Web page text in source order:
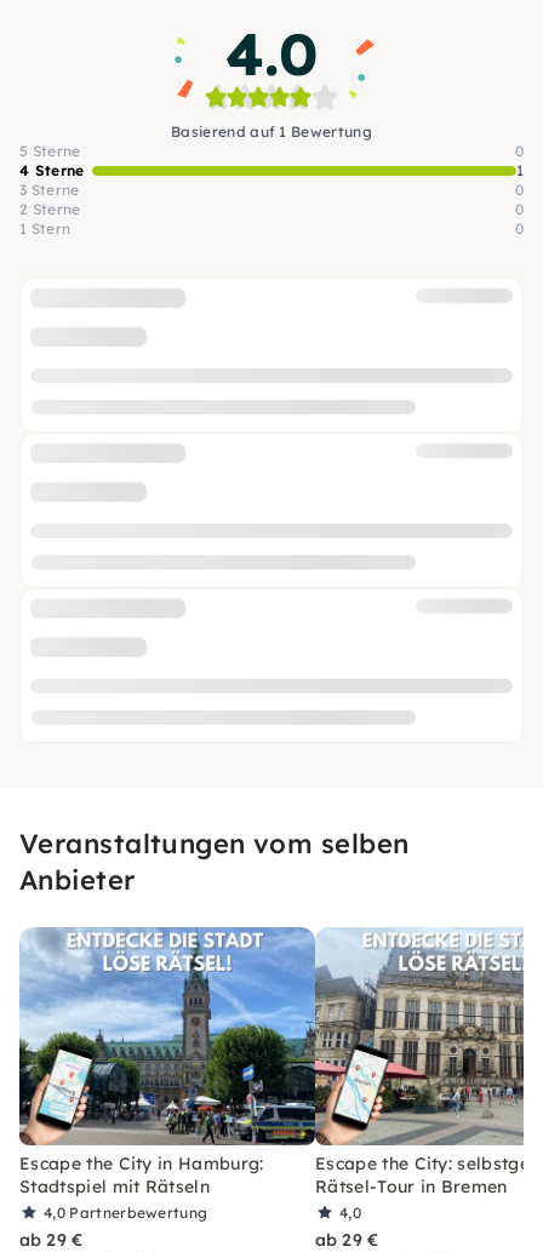
4.0
Basierend auf 1 Bewertung
5 Sterne
0
4 Sterne
1
3 Sterne
0
2 Sterne
0
1 Stern
0
Veranstaltungen vom selben
Anbieter
Escape the City in Hamburg:
Stadtspiel mit Rätseln
4,0 Partnerbewertung
ab 29 €
Escape the City:
Rätsel-Tour in Bremen
4,0
ab 29 €